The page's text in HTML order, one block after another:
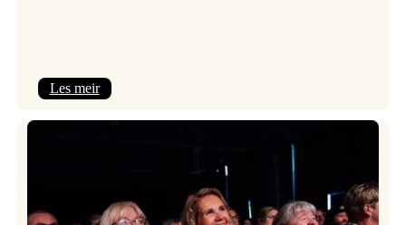
Les meir: